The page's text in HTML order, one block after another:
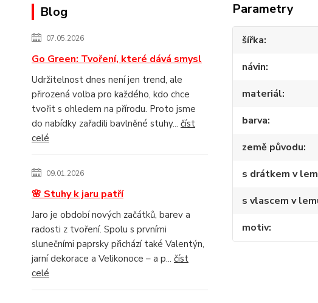
Blog
07.05.2026
Go Green: Tvoření, které dává smysl
Udržitelnost dnes není jen trend, ale
přirozená volba pro každého, kdo chce
tvořit s ohledem na přírodu. Proto jsme
do nabídky zařadili bavlněné stuhy... číst
celé
09.01.2026
🌸 Stuhy k jaru patří
Jaro je období nových začátků, barev a
radosti z tvoření. Spolu s prvními
slunečními paprsky přichází také Valentýn,
jarní dekorace a Velikonoce – a p... číst
celé
Parametry
šířka
návin
materiál
barva
země původu
s drátkem v
s vlascem v
motiv